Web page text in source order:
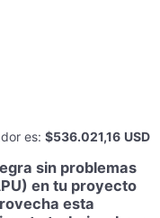
es: $536.021,16 USD
sin problemas
en tu proyecto
esta